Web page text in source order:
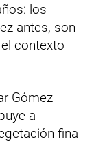
los
antes, son
contexto
Gómez
a
fina